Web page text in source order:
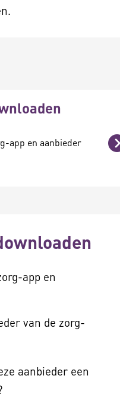
app en aanbieder
app en
van de zorg-
aanbieder een